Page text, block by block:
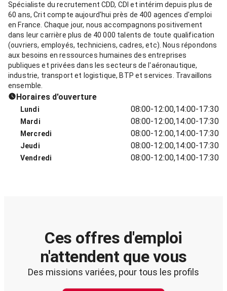
Spécialiste du recrutement CDD, CDI et intérim depuis plus de
60 ans, Crit compte aujourd'hui près de 400 agences d'emploi
en France. Chaque jour, nous accompagnons positivement
dans leur carrière plus de 40 000 talents de toute qualification
(ouvriers, employés, techniciens, cadres, etc). Nous répondons
aux besoins en ressources humaines des entreprises
publiques et privées dans les secteurs de l'aéronautique,
industrie, transport et logistique, BTP et services. Travaillons
ensemble.
Horaires d'ouverture
Lundi 08:00-12:00,14:00-17:30
Mardi 08:00-12:00,14:00-17:30
Mercredi 08:00-12:00,14:00-17:30
Jeudi 08:00-12:00,14:00-17:30
Vendredi 08:00-12:00,14:00-17:30
Ces offres d'emploi
n'attendent que vous
Des missions variées, pour tous les profils